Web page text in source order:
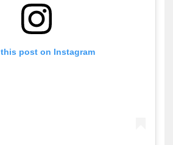
post on Instagram